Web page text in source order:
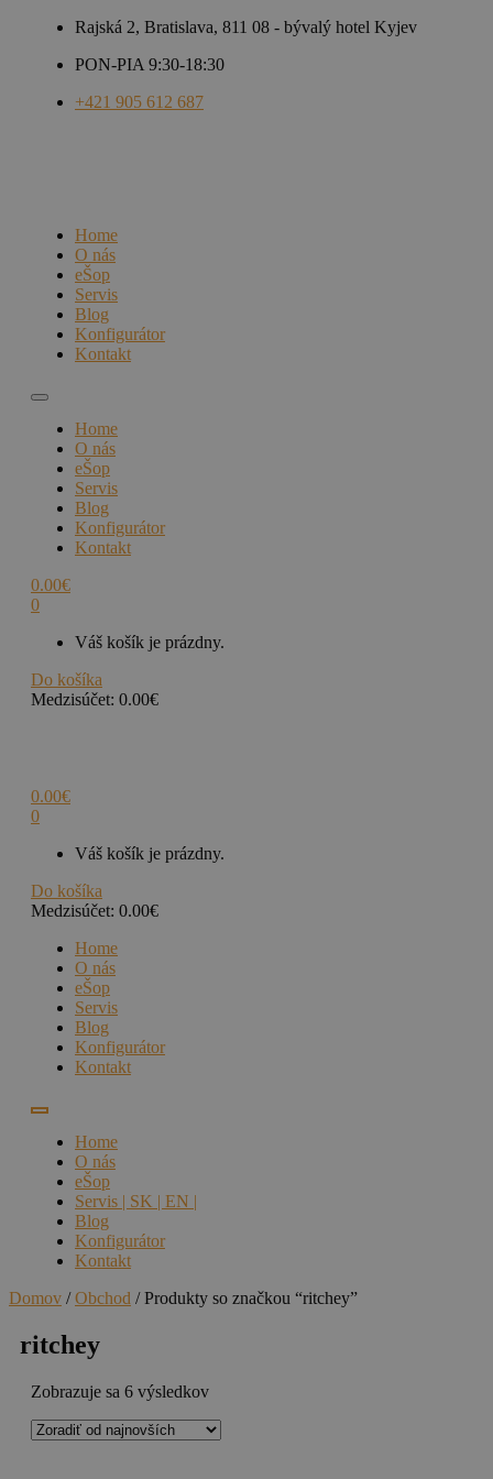
Rajská 2, Bratislava, 811 08 - bývalý hotel Kyjev
PON-PIA 9:30-18:30
+421 905 612 687
Home
O nás
eŠop
Servis
Blog
Konfigurátor
Kontakt
Home
O nás
eŠop
Servis
Blog
Konfigurátor
Kontakt
0.00€
0
Váš košík je prázdny.
Do košíka
Medzisúčet: 0.00€
0.00€
0
Váš košík je prázdny.
Do košíka
Medzisúčet: 0.00€
Home
O nás
eŠop
Servis
Blog
Konfigurátor
Kontakt
Home
O nás
eŠop
Servis | SK | EN |
Blog
Konfigurátor
Kontakt
Domov /Obchod / Produkty so značkou “ritchey”
ritchey
Zobrazuje sa 6 výsledkovZoradené
najnovších